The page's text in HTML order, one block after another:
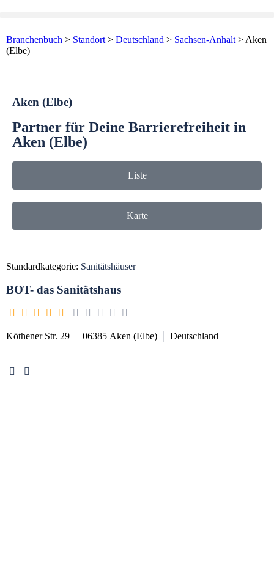
Branchenbuch > Standort > Deutschland > Sachsen-Anhalt > Aken
(Elbe)
Aken (Elbe)
Partner für Deine Barrierefreiheit in
Aken (Elbe)
Liste
Karte
Standardkategorie: Sanitätshäuser
BOT- das Sanitätshaus
Köthener Str. 29 06385 Aken (Elbe) Deutschland